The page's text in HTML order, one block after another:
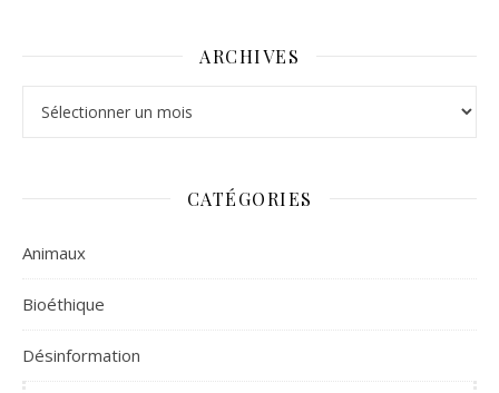
ARCHIVES
CATÉGORIES
Animaux
Bioéthique
Désinformation